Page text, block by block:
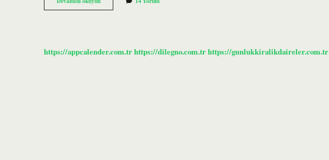
Yükselmesi
https://appcalender.com.trhttps://dilegno.com.trhttps://gunlukkiralikdaireler.com.tr